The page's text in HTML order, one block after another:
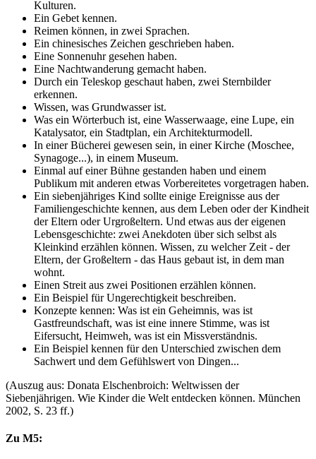
Kulturen.
Ein Gebet kennen.
Reimen können, in zwei Sprachen.
Ein chinesisches Zeichen geschrieben haben.
Eine Sonnenuhr gesehen haben.
Eine Nachtwanderung gemacht haben.
Durch ein Teleskop geschaut haben, zwei Sternbilder
erkennen.
Wissen, was Grundwasser ist.
Was ein Wörterbuch ist, eine Wasserwaage, eine Lupe, ein
Katalysator, ein Stadtplan, ein Architekturmodell.
In einer Bücherei gewesen sein, in einer Kirche (Moschee,
Synagoge...), in einem Museum.
Einmal auf einer Bühne gestanden haben und einem
Publikum mit anderen etwas Vorbereitetes vorgetragen haben.
Ein siebenjähriges Kind sollte einige Ereignisse aus der
Familiengeschichte kennen, aus dem Leben oder der Kindheit
der Eltern oder Urgroßeltern. Und etwas aus der eigenen
Lebensgeschichte: zwei Anekdoten über sich selbst als
Kleinkind erzählen können. Wissen, zu welcher Zeit - der
Eltern, der Großeltern - das Haus gebaut ist, in dem man
wohnt.
Einen Streit aus zwei Positionen erzählen können.
Ein Beispiel für Ungerechtigkeit beschreiben.
Konzepte kennen: Was ist ein Geheimnis, was ist
Gastfreundschaft, was ist eine innere Stimme, was ist
Eifersucht, Heimweh, was ist ein Missverständnis.
Ein Beispiel kennen für den Unterschied zwischen dem
Sachwert und dem Gefühlswert von Dingen...
(Auszug aus: Donata Elschenbroich: Weltwissen der
Siebenjährigen. Wie Kinder die Welt entdecken können. München
2002, S. 23 ff.)
Zu M5: